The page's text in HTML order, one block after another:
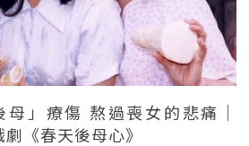
」療傷 熬過喪女的悲痛｜
《春天後母心》